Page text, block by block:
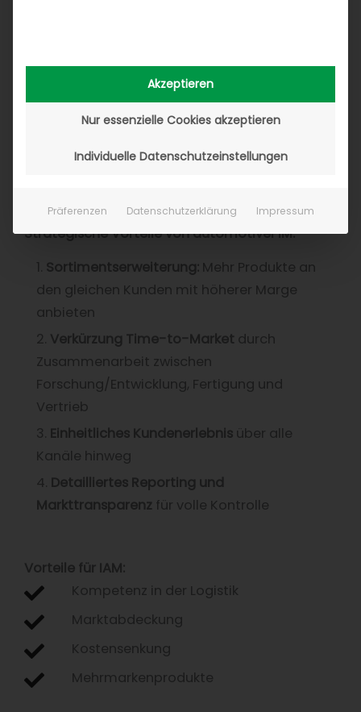
Strategische Vorteile von automotivePIM:
1. Sortimentserweiterung: Mehr Produkte an
den gleichen Kunden mit höherer Marge
anbieten
2. Verkürzung Time-to-Market durch
Zusammenarbeit zwischen
Forschung/Entwicklung, Fertigung und
Vertrieb
3. Einheitliches Kundenerlebnis über alle
Kanäle hinweg
4. Detailliertes Reporting und
Markttransparenz für volle Kontrolle
Vorteile für IAM:
Kompetenz in der Logistik
Marktabdeckung
Kostensenkung
Mehrmarkenprodukte
Akzeptieren
Nur essenzielle Cookies akzeptieren
Individuelle Datenschutzeinstellungen
Präferenzen Datenschutzerklärung Impressum